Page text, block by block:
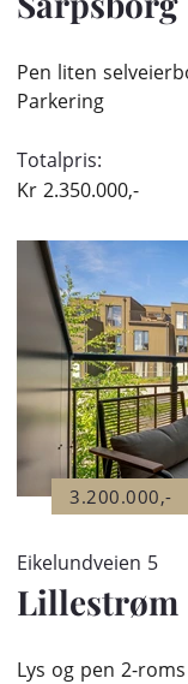
Pen liten
Parkering
Totalpris:
Kr 2.350.000,-
3.200.000,-
Eikelundveien 5
Lillestrøm
Lys og pen 2-